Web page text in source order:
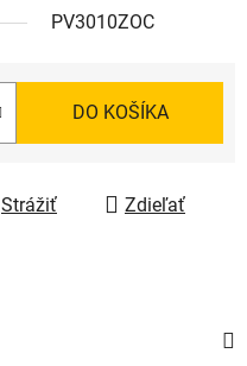
PV3010ZOC
DO KOŠÍKA
Strážiť Zdieľať